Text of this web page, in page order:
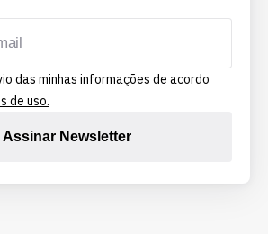
das minhas informações de acordo
de uso.
Assinar Newsletter